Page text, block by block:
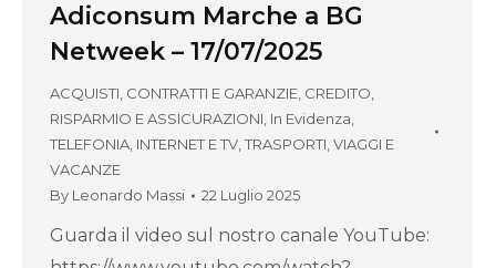
Adiconsum Marche a BG
Netweek – 17/07/2025
ACQUISTI, CONTRATTI E GARANZIE CREDITO,
RISPARMIO E ASSICURAZIONI In Evidenza
TELEFONIA, INTERNET E TV TRASPORTI, VIAGGI E
VACANZE
By Leonardo Massi 22 Luglio 2025
Guarda il video sul nostro canale YouTube: